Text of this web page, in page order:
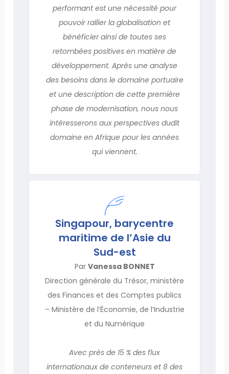
performant est une nécessité pour
pouvoir rallier la globalisation et
bénéficier ainsi de toutes ses
retombées positives en matière de
développement. Après une analyse
des besoins dans le domaine portuaire
et une description de cette première
phase de modernisation, nous nous
intéresserons aux perspectives dudit
domaine en Afrique pour les années
qui viennent.
Singapour, barycentre
maritime de l’Asie du
Sud-est
Par Vanessa BONNET
Direction générale du Trésor, ministère
des Finances et des Comptes publics
– Ministère de l’Économie, de l’Industrie
et du Numérique
Avec près de 15 % des flux
internationaux de conteneurs et 8 des